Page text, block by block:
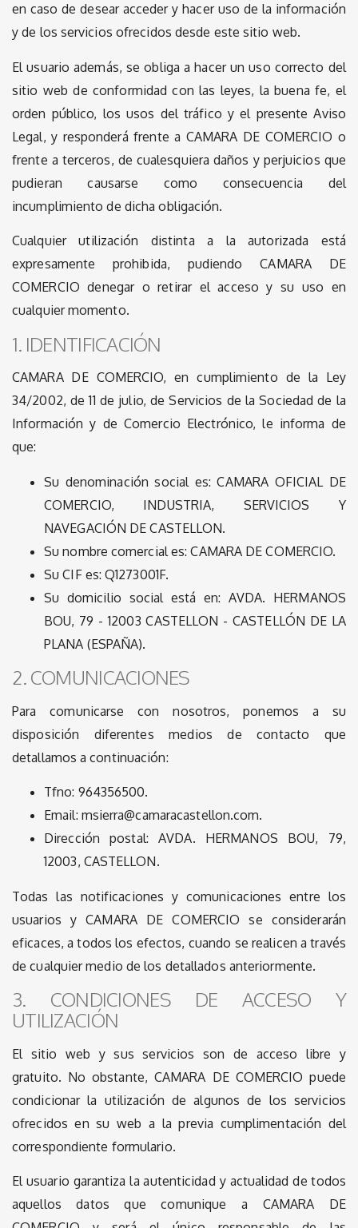
en caso de desear acceder y hacer uso de la información
y de los servicios ofrecidos desde este sitio web.
El usuario además, se obliga a hacer un uso correcto del
sitio web de conformidad con las leyes, la buena fe, el
orden público, los usos del tráfico y el presente Aviso
Legal, y responderá frente a CAMARA DE COMERCIO o
frente a terceros, de cualesquiera daños y perjuicios que
pudieran causarse como consecuencia del
incumplimiento de dicha obligación.
Cualquier utilización distinta a la autorizada está
expresamente prohibida, pudiendo CAMARA DE
COMERCIO denegar o retirar el acceso y su uso en
cualquier momento.
1. IDENTIFICACIÓN
CAMARA DE COMERCIO, en cumplimiento de la Ley
34/2002, de 11 de julio, de Servicios de la Sociedad de la
Información y de Comercio Electrónico, le informa de
que:
Su denominación social es: CAMARA OFICIAL DE
COMERCIO, INDUSTRIA, SERVICIOS Y
NAVEGACIÓN DE CASTELLON.
Su nombre comercial es: CAMARA DE COMERCIO.
Su CIF es: Q1273001F.
Su domicilio social está en: AVDA. HERMANOS
BOU, 79 - 12003 CASTELLON - CASTELLÓN DE LA
PLANA (ESPAÑA).
2. COMUNICACIONES
Para comunicarse con nosotros, ponemos a su
disposición diferentes medios de contacto que
detallamos a continuación:
Tfno: 964356500.
Email: msierra@camaracastellon.com.
Dirección postal: AVDA. HERMANOS BOU, 79,
12003, CASTELLON.
Todas las notificaciones y comunicaciones entre los
usuarios y CAMARA DE COMERCIO se considerarán
eficaces, a todos los efectos, cuando se realicen a través
de cualquier medio de los detallados anteriormente.
3. CONDICIONES DE ACCESO Y
UTILIZACIÓN
El sitio web y sus servicios son de acceso libre y
gratuito. No obstante, CAMARA DE COMERCIO puede
condicionar la utilización de algunos de los servicios
ofrecidos en su web a la previa cumplimentación del
correspondiente formulario.
El usuario garantiza la autenticidad y actualidad de todos
aquellos datos que comunique a CAMARA DE